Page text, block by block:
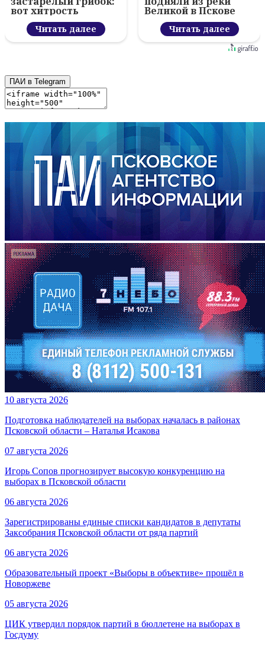
вот хитрость
Читать далее
Великой в Пскове
Читать далее
ПАИ в Telegram
10 августа 2026
Подготовка наблюдателей на выборах началась в районах
Псковской области – Наталья Исакова
07 августа 2026
Игорь Сопов прогнозирует высокую конкуренцию на
выборах в Псковской области
06 августа 2026
Зарегистрированы единые списки кандидатов в депутаты
Заксобрания Псковской области от ряда партий
06 августа 2026
Образовательный проект «Выборы в объективе» прошёл в
Новоржеве
05 августа 2026
ЦИК утвердил порядок партий в бюллетене на выборах в
Госдуму